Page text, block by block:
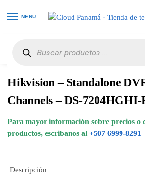
MENU
Hikvision – Standalone
Channels – DS-7204HGHI-
Para mayor información sobre precios o
productos, escribanos al +507 6999-8291
Descripción